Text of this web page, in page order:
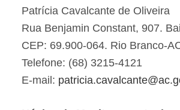
Patrícia Cavalcante de Oliveira
Rua Benjamin Constant, 907.
CEP: 69.900-064. Rio Branco-
Telefone: (68) 3215-4121
E-mail: